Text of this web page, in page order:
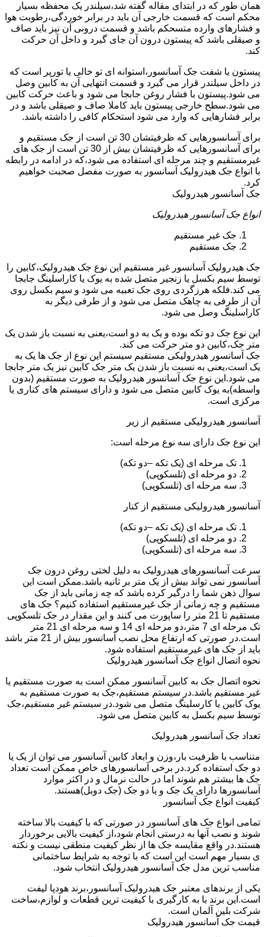
همان طور که در ابتدای مقاله گفته شد،سیلندر یک محفظه بسیار
محکم است که قسمت خارجی آن باید در برابر خوردگی،رطوبت هوا
و فشارهای وارده متسحکم باشد و قسمت درونی آن نیز باید صاف
و صیقلی باشد که پیستون درون آن جای گیرد و داخل آن حرکت
کند.
پیستون یا شفت جک آسانسور،استوانه ای تو خالی یا تورپر است که
در داخل سیلندر قرار می گیرد و قسمت انتهایی آن به کابین وصل
می شود.پیستون با فشار روغن جابجا می شود و باعث حرکت کابین
می شود.سطح خارجی پیستون باید کاملا صاف و صیقلی باشد و در
برابر فشارهایی که وارد می شود استحکام کافی را داشته باشد.
برای آسانسورهایی که ظرفیتشان 30 تن است از جک مستقیم و
برای آسانسورهایی که ظرفیتشان بیش از 30 تن است از جک های
غیرمستقیم و چند مرحله ای استفاده می شود،که در ادامه در رابطه
با انواع جک هیدرولیک آسانسور به صورت مفصل صحبت خواهیم
کرد.
جک آسانسور هیدرولیک
انواع جک آسانسور هیدرولیک
جک غیر مستقیم
جک مستقیم
جک هیدرولیک آسانسور غیر مستقیم این نوع جک هیدرولیک،کابین را
توسط سیم بکسل یا زنجیر متصل شده به یوک یا کاراسلینگ جابجا
می کند.فلکه هرزگردی روی جک تعبیه می شود و سیم بکسل روی
آن از طرفی به چاهک متصل می شود و از طرفی دیگر به
کاراسلینگ وصل می شود.
این نوع جک دو تکه بوده و یک به دو است،یعنی به نسبت باز شدن یک
متر جک،کابین دو متر حرکت می کند.
جک آسانسور هیدرولیکی مستقیم سیستم این نوع از جک ها یک به
یک است،یعنی به نسبت باز شدن یک متر جک کابین نیز یک متر جابجا
می شود.این نوع جک آسانسور هیدرولیک به صورت مستقیم (بدون
واسطه)به یوک کابین متصل می شود و دارای سیستم های کناری یا
مرکزی است.
آسانسور هیدرولیکی مستقیم از زیر
این نوع جک دارای سه نوع مرحله است:
تک مرحله ای (یک تکه –دو تکه)
دو مرحله ای (تلسکوپی)
سه مرحله ای (تلسکوپی)
آسانسور هیدرولیکی مستقیم از کنار
تک مرحله ای (یک تکه –دو تکه)
دو مرحله ای (تلسکوپی)
سه مرحله ای (تلسکوپی)
سرعت آسانسورهای هیدرولیک به دلیل لختی روغن درون جک
آسانسور نمی تواند بیش از یک متر بر ثانیه باشد.ممکن است این
سوال ذهن شما را درگیر کرده باشد که چه زمانی باید از جک
مستقیم و چه زمانی از جک غیرمستقیم استفاده کنیم؟ جک های
مستقیم تا 21 متر را ساپورت می کنند و این مقدار در جک تلسکوپی
تک مرحله ای 7 متر،دو مرحله ای 14 و سه مرحله ای 21 متر
است.در صورتی که ارتفاع محل نصب آسانسور بیش از 21 متر باشد
باید از جک های غیرمستقیم استفاده شود.
نحوه اتصال انواع جک آسانسور هیدرولیک
نحوه اتصال جک به کابین آسانسور ممکن است به صورت مستقیم یا
غیر مستقیم باشد.در سیستم مستقیم،جک به صورت مستقیم به
یوک کابین یا کارسلینگ متصل می شود.در سیستم غیر مستقیم،جک
توسط سیم بکسل به کابین متصل می شود.
تعداد جک آسانسور هیدرولیک
متناسب با ظرفیت بار،وزن و ابعاد کابین آسانسور می توان از یک یا
دو جک استفاده کرد.در برخی آسانسورهای خاص ممکن است تعداد
جک ها بیشتر هم شوند اما در حالت نرمال و در اکثر موارد
آسانسورها دارای یک جک و یا دو جک (جک دوبل)هستند.
کیفیت انواع جک آسانسور
تمامی انواع جک های آسانسور در صورتی که با کیفیت بالا ساخته
شوند و نصب آنها به درستی انجام شود،از کیفیت بالایی برخوردار
هستند.در واقع مقایسه جک ها از نظر کیفیت منطقی نیست و نکته
ی بسیار مهم است این است که با توجه به شرایط ساختمانی
مناسب ترین مدل جک آسانسور هیدرولیک انتخاب شود.
یکی از برندهای معتبر جک هیدرولیک آسانسور،برند هودپا لیفت
است.این برند با به کارگیری با کیفیت ترین قطعات و لوازم،ساخت
شرکت بلین آلمان است.
قیمت جک آسانسور هیدرولیک